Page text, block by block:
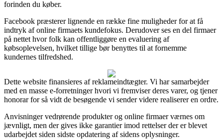
forinden du køber.
Facebook præsterer lignende en række fine muligheder for at få
indtryk af online firmaets kundefokus. Derudover ses en del firmaer
på nettet hvor folk kan offentliggøre en evaluering af
købsoplevelsen, hvilket tillige bør benyttes til at fornemme
kundernes tilfredshed.
Dette website finansieres af reklameindtægter. Vi har samarbejder
med en masse e-forretninger hvori vi fremviser deres varer, og tjener
honorar for så vidt de besøgende vi sender videre realiserer en ordre.
Anvisninger vedrørende produkter og online firmaer værnes om
jævnligt, men der gives ikke garantier imod rettelser der er blevet
udarbejdet siden sidste opdatering af sidens oplysninger.